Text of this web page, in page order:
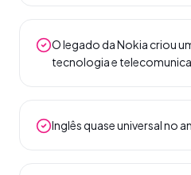
O legado da Nokia criou
tecnologia e
Inglês quase universal no